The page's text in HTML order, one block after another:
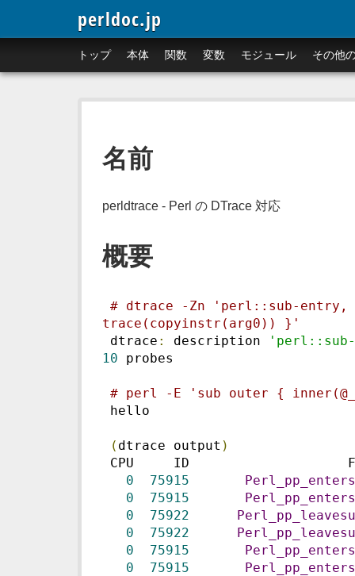
perldoc.jp
トップ 本体 関数 変数 モジュール その他
名前
perldtrace - Perl の DTrace 対応
概要
# dtrace -Zn 'perl::sub-
trace(copyinstr(arg0)) }'
dtrace : description
10 probes
# perl -E 'sub outer {
hello
( dtrace output )
CPU     ID
0
75915
0
75915
0
75922
0
75922
0
75915
0
75915